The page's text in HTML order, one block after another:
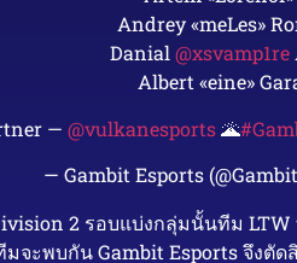
Andrey «meLes»
Danial @xsvamp1re
Albert «eine»
— @vulkanesports🌋
— Gambit Esports
2 รอบแบ่งกลุ่มนั้นทีม
จะพบกัน Gambit Esports จึงตัด